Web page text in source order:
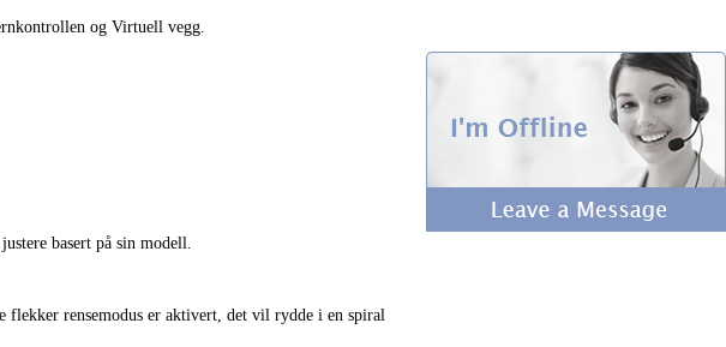
og Virtuell vegg.
basert på sin modell.
flekker rensemodus er aktivert, det vil rydde i en spiral